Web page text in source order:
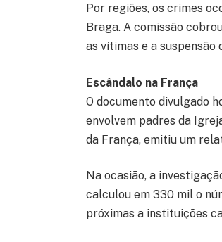
Por regiões, os crimes
Braga. A comissão
as vítimas e a suspensão
Escândalo na França
O documento divulgado
envolvem padres da
da França, emitiu um
Na ocasião, a
calculou em 330 mil o
próximas a instituições